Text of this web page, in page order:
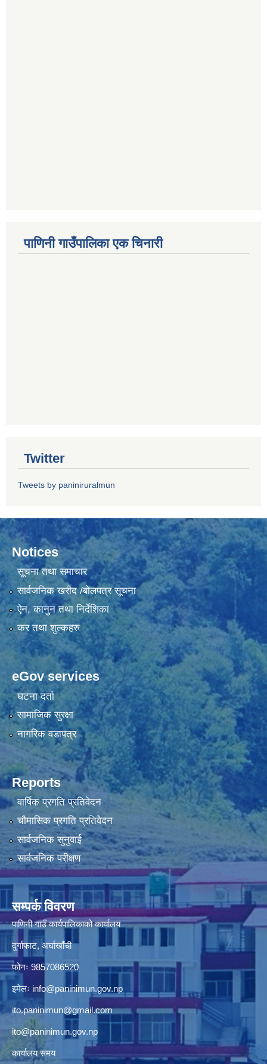
पाणिनी गाउँपालिका एक चिनारी
Twitter
Tweets by paniniruralmun
Notices
सूचना तथा समाचार
सार्वजनिक खरीद /बोलपत्र सूचना
ऐन, कानुन तथा निर्देशिका
कर तथा शुल्कहरु
eGov services
घटना दर्ता
सामाजिक सुरक्षा
नागरिक वडापत्र
Reports
वार्षिक प्रगति प्रतिवेदन
चौमासिक प्रगति प्रतिवेदन
सार्वजनिक सुनुवाई
सार्वजनिक परीक्षण
सम्पर्क विवरण
पाणिनी गाउँ कार्यपालिकाको कार्यालय
दुर्गाफाट, अर्घाखाँची
फोनः 9857086520
इमेलः info@paninimun.gov.np
ito.paninimun@gmail.com
ito@paninimun.gov.np
कार्यालय समय